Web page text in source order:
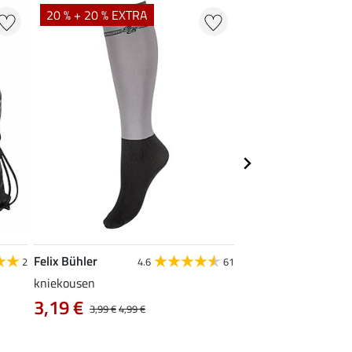
2
20 % + 20 % EXTRA
Felix Bühler 4.6 61
kniekousen
3,99 €4,99 €
3,19 €